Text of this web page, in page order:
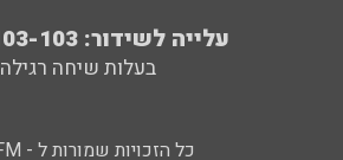
עלייה לשידור: 0552-103-103
בעלות שיחה רגילה
כל הזכויות שמורות ל - 103FM